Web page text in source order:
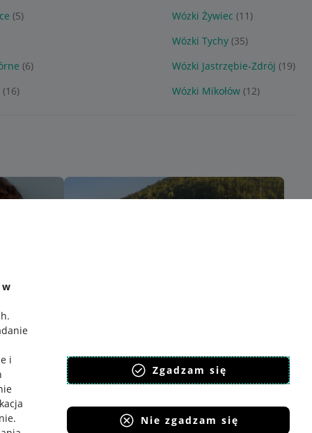
w
.
i
.
Zgadzam się
Nie zgadzam się
(5) Wózki Żywiec (11)
Wózki Tychy (35)
(6) Wózki Jastrzębie-Zdrój (19)
(16) Wózki Mikołów (12)